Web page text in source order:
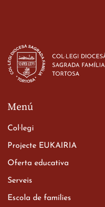
d’ESO-BSD a Irlanda
23 de març de 2026
Xerrada del Sr. Bisbe als
Batxillerat
Menú
Col·legi
Projecte EUKAIRIA
Oferta educativa
Serveis
Escola de famílies